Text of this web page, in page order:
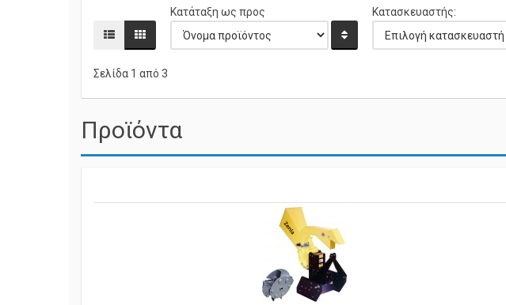
Κατάταξη ως προς Κατασκευαστής:
Σελίδα 1 από 3
Προϊόντα